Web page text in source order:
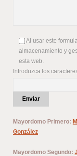
Al usar este
almacenamiento y
esta web.
Introduzca los
Mayordomo Primero:
González
Mayordomo Segundo: